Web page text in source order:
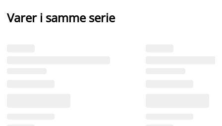
Varer i samme serie